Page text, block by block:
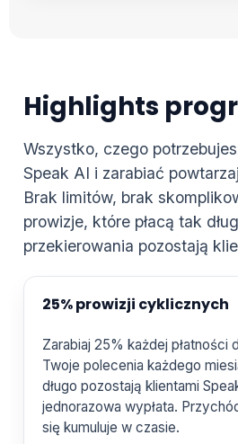
Highlights
Wszystko, czego
Speak AI i zarabiać
Brak limitów, brak
prowizje, które płacą tak
przekierowania pozostają
25% prowizji cyklicznych
Zarabiaj 25% każdej płatności
Twoje polecenia każdego
długo pozostają klientami
jednorazowa wypłata.
się kumuluje w czasie.